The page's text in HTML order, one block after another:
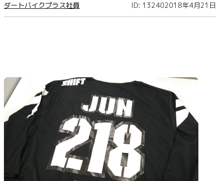
ダートバイクプラス社員 ID: 132402018年4月21日